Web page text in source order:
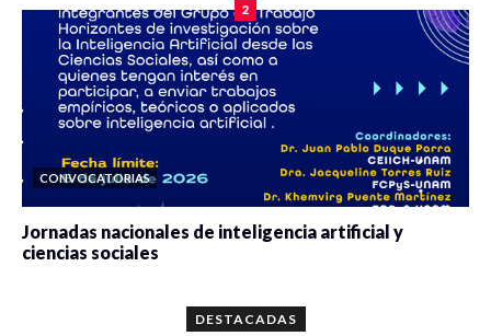
2
CONVOCATORIAS
Jornadas nacionales de inteligencia artificial y
ciencias sociales
DESTACADAS